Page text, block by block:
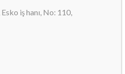
iş hanı, No: 110,